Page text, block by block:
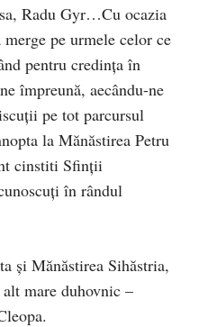
Radu Gyr…Cu ocazia
pe urmele celor ce
pentru credința în
împreună, aecându-ne
pe tot parcursul
la Mănăstirea Petru
cinstiti Sfinții
în rândul
și Mănăstirea Sihăstria,
mare duhovnic –